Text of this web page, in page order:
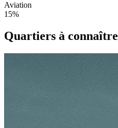
Aviation
15%
Quartiers à connaître